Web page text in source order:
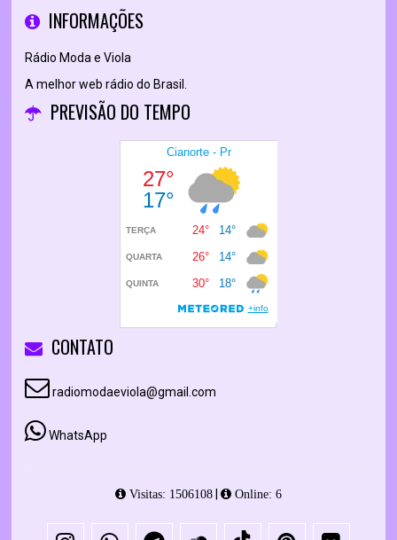
INFORMAÇÕES
Rádio Moda e Viola
A melhor web rádio do Brasil.
PREVISÃO DO TEMPO
CONTATO
radiomodaeviola@gmail.com
WhatsApp
Visitas: 1506108| Online: 6